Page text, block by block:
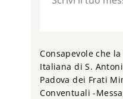
Consapevole che
Italiana di S.
Padova dei Frati
Conventuali -